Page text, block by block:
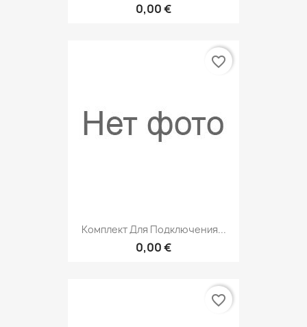
0,00 €
Комплект Для Подключения...
0,00 €
favorite_border
favorite_border